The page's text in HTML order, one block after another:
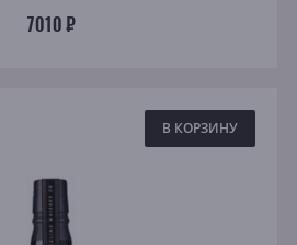
7010 ₽
В КОРЗИНУ